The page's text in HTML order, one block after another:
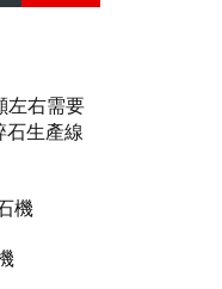
左右需要
石生產線
機